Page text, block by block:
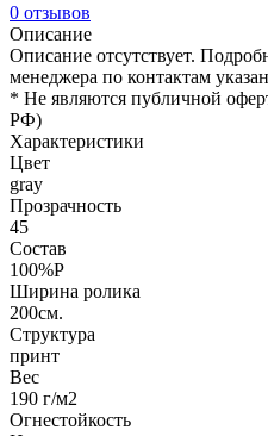
0 отзывов
Описание
Описание отсутствует.
менеджера по контактам
* Не являются публичной
РФ)
Характеристики
Цвет
gray
Прозрачность
45
Состав
100%P
Ширина ролика
200см.
Структура
принт
Вес
190 г/м2
Огнестойкость